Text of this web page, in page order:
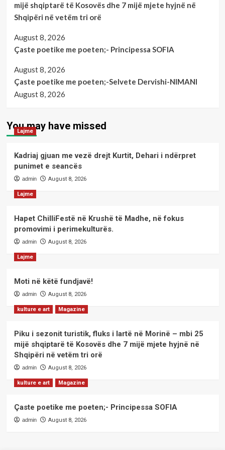
mijë shqiptarë të Kosovës dhe 7 mijë mjete hyjnë në
Shqipëri në vetëm tri orë
August 8, 2026
Çaste poetike me poeten;- Principessa SOFIA
August 8, 2026
Çaste poetike me poeten;-Selvete Dervishi-NIMANI
August 8, 2026
You may have missed
Lajme
Kadriaj gjuan me vezë drejt Kurtit, Dehari i ndërpret
punimet e seancës
admin August 8, 2026
Lajme
Hapet ChilliFestë në Krushë të Madhe, në fokus
promovimi i perimekulturës.
admin August 8, 2026
Lajme
Moti në këtë fundjavë!
admin August 8, 2026
kulture e art Magazine
Piku i sezonit turistik, fluks i lartë në Morinë – mbi 25
mijë shqiptarë të Kosovës dhe 7 mijë mjete hyjnë në
Shqipëri në vetëm tri orë
admin August 8, 2026
kulture e art Magazine
Çaste poetike me poeten;- Principessa SOFIA
admin August 8, 2026